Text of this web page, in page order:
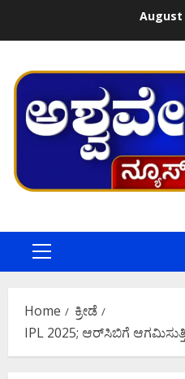
August
Primary
Home
ಕ್ರೀಡೆ
IPL 2025; ಆರ್‌ಸಿಬಿಗೆ